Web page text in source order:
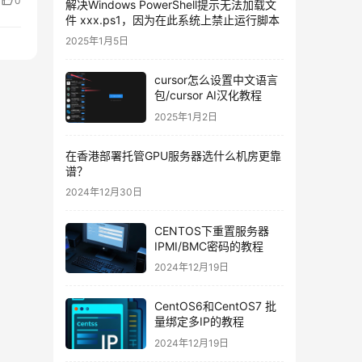
解决Windows PowerShell提示无法加载文
件 xxx.ps1，因为在此系统上禁止运行脚本
2025年1月5日
cursor怎么设置中文语言
包/cursor AI汉化教程
2025年1月2日
在香港部署托管GPU服务器选什么机房更靠
谱？
2024年12月30日
CENTOS下重置服务器
IPMI/BMC密码的教程
2024年12月19日
CentOS6和CentOS7 批
量绑定多IP的教程
2024年12月19日